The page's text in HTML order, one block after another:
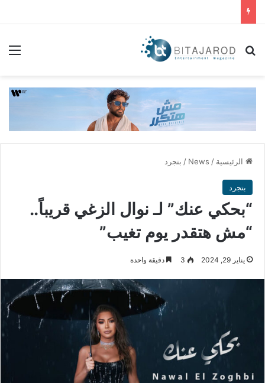
بحث عن
الرئيسية /
News
/ بتجرد
بتجرد
“بحكي عنك” لـ نوال الزغي قريباً..
“مش هتقدر يوم تغيب”
يناير 29, 2024 3 دقيقة واحدة